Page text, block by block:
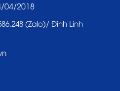
04/2018
(Zalo)/ Đình Linh